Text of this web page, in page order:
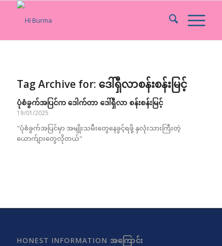
Tag Archive for: ဒေါ်ရှီလာစန်းစန်းမြင့်
ပုံစံခွက်အပြင်က ဒေါက်တာ‌ ဒေါ်ရှီလာ စန်းစန်းမြင့်
19/01/2025
"ပုံစံခွက်အပြင်မှာ အမျိုးသမီးတွေနေခွင့်ရဖို့ နှလုံးသားကြီးတဲ့
ယောက်ျားတွေလိုတယ်"
HONEST INFORMATION အကြောင်း